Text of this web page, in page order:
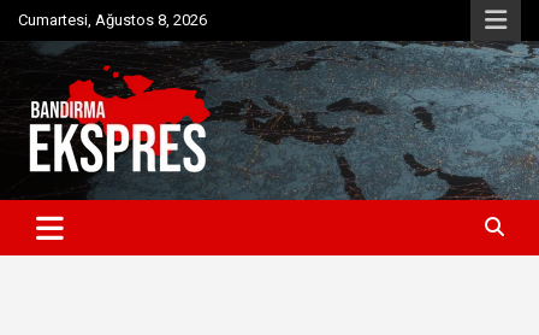
Skip
to
content
Cumartesi, Ağustos 8, 2026
Bandırma Ekspres
Bandırma'dan güncel haberler